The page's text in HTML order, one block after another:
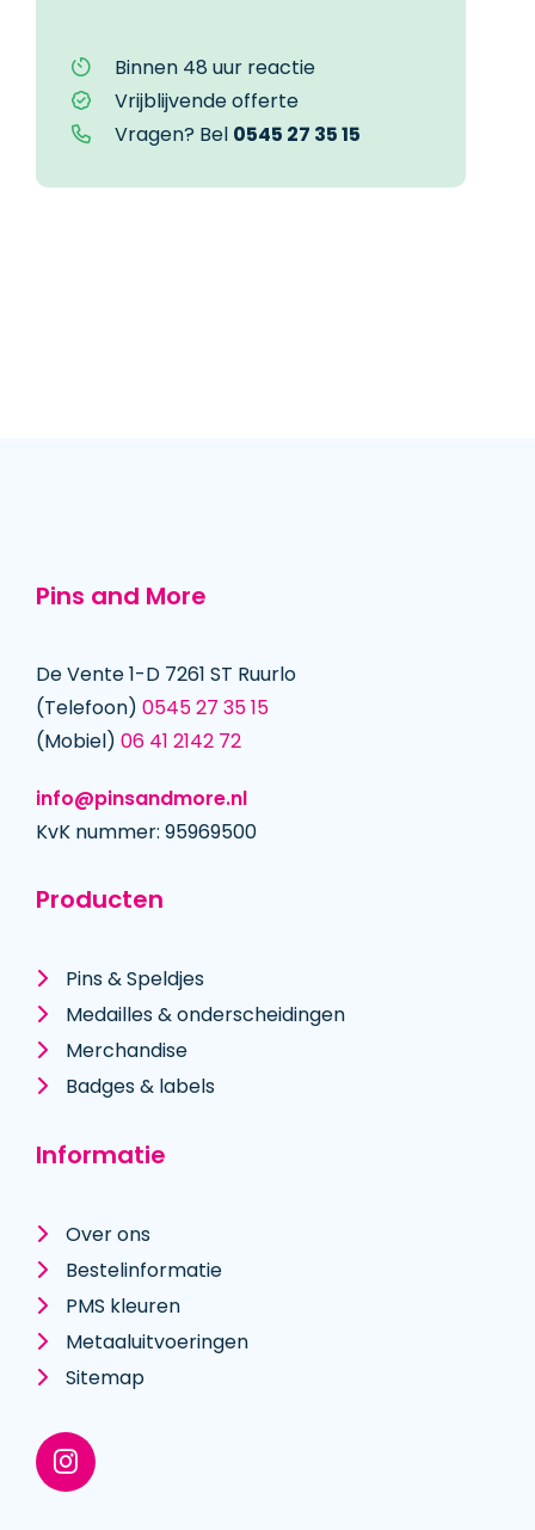
Binnen 48 uur reactie
Vrijblijvende offerte
Vragen? Bel 0545 27 35 15
Pins and More
De Vente 1-D 7261 ST Ruurlo
(Telefoon) 0545 27 35 15
(Mobiel) 06 41 2142 72
info@pinsandmore.nl
KvK nummer: 95969500
Producten
Pins & Speldjes
Medailles & onderscheidingen
Merchandise
Badges & labels
Informatie
Over ons
Bestelinformatie
PMS kleuren
Metaal­uitvoeringen
Sitemap